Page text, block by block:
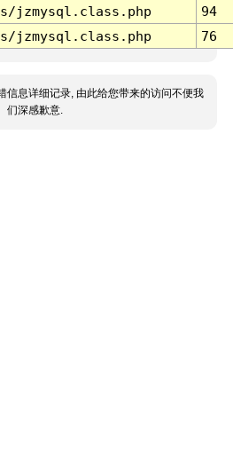
jzmysql.class.php
94
jzmysql.class.php 76
信息详细记录, 由此给您带来的访问不便我
们深感歉意.